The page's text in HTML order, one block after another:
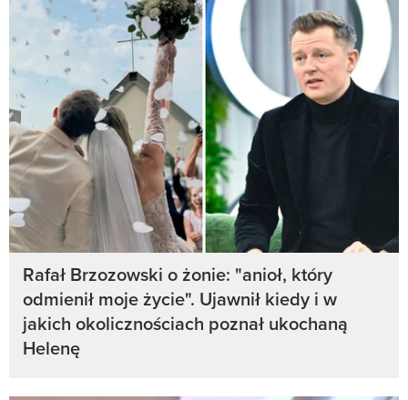
Rafał Brzozowski o żonie: "anioł, który
odmienił moje życie". Ujawnił kiedy i w
jakich okolicznościach poznał ukochaną
Helenę